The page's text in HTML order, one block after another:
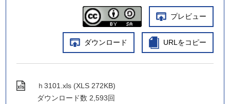
プレビュー
ダウンロード URLをコピー
ｈ3101.xls (XLS 272KB)
ダウンロード数 2,593回